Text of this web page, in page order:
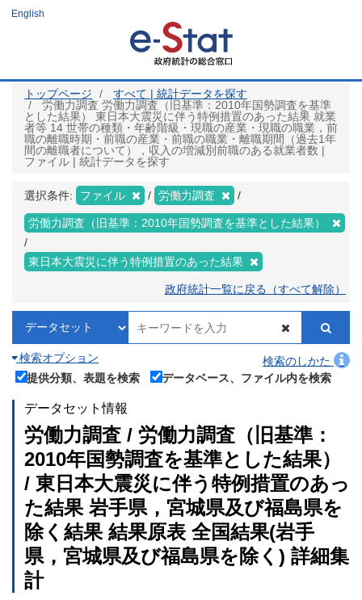
ツ
English
トップページ
すべて | 統計データを探す
労働力調査 労働力調査（旧基準：2010年国勢調査を基準
とした結果） 東日本大震災に伴う特例措置のあった結果 就業
者等 14 世帯の種類・年齢階級・現職の産業・現職の職業，前
職の離職時期・前職の産業・前職の職業・離職期間（過去1年
間の離職者について），収入の増減別前職のある就業者数 |
ファイル | 統計データを探す
選択条件: ファイル 労働力調査
労働力調査（旧基準：2010年国勢調査を基準とした結果）
東日本大震災に伴う特例措置のあった結果
政府統計一覧に戻る（すべて解除）
検索オプション
検索のしかた
提供分類、表題を検索
データベース、ファイル内を検索
データセット情報
労働力調査 / 労働力調査（旧基準：
2010年国勢調査を基準とした結果）
/ 東日本大震災に伴う特例措置のあっ
た結果 岩手県，宮城県及び福島県を
除く結果 結果原表 全国結果(岩手
県，宮城県及び福島県を除く) 詳細集
計